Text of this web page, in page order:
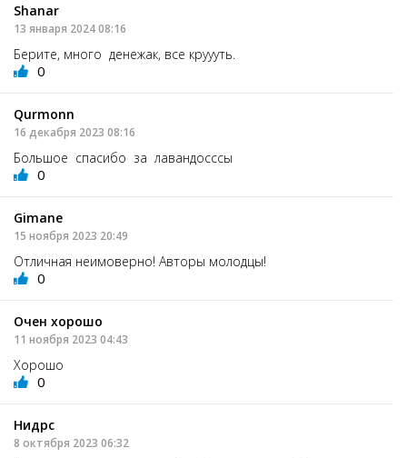
Shanar
13 января 2024 08:16
Берите, много денежак, все круууть.
0
Qurmonn
16 декабря 2023 08:16
Большое спасибо за лавандосссы
0
Gimane
15 ноября 2023 20:49
Отличная неимоверно! Авторы молодцы!
0
Очен хорошо
11 ноября 2023 04:43
Хорошо
0
Нидрс
8 октября 2023 06:32